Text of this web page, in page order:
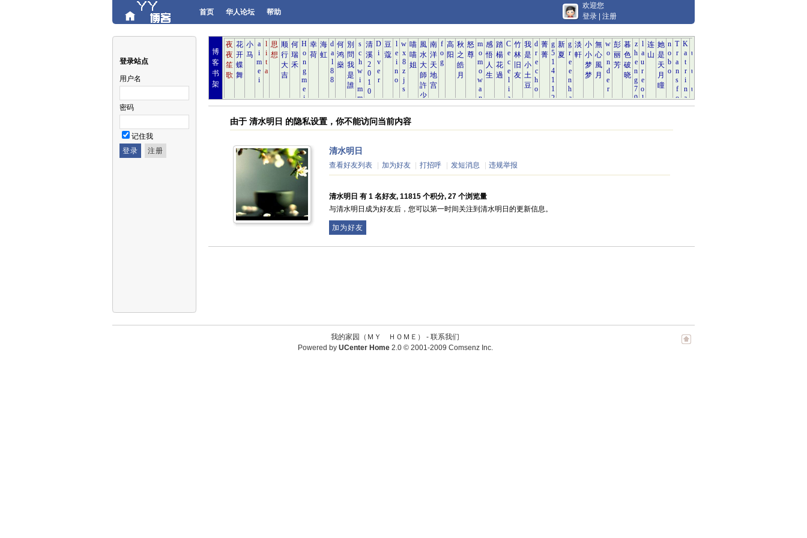
首页 华人论坛 帮助
欢迎您
登录
注册
登录站点
用户名
密码
记住我
博
客
书
架
由于 清水明日 的隐私设置，你不能访问当前内容
清水明日
查看好友列表 加为好友 打招呼 发短消息 违规举报
清水明日 有 1 名好友, 11815 个积分, 27 个浏览量
与清水明日成为好友后，您可以第一时间关注到清水明日的更新信息。
加为好友
我的家园（ＭＹ ＨＯＭＥ） - 联系我们
Powered by UCenter Home 2.0© 2001-2009 Comsenz Inc.